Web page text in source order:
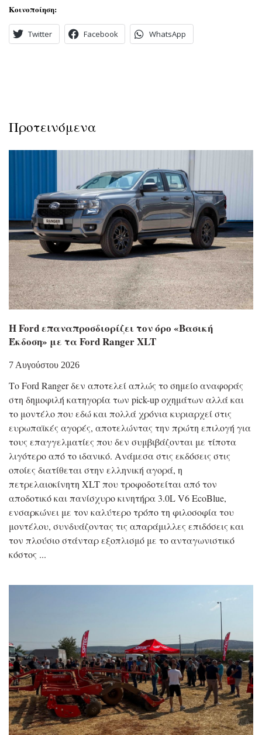
Κοινοποίηση:
Twitter Facebook WhatsApp
Προτεινόμενα
Η Ford επαναπροσδιορίζει τον όρο «Βασική
Έκδοση» με τα Ford Ranger XLT
7 Αυγούστου 2026
Το Ford Ranger δεν αποτελεί απλώς το σημείο αναφοράς
στη δημοφιλή κατηγορία των pick-up οχημάτων αλλά και
το μοντέλο που εδώ και πολλά χρόνια κυριαρχεί στις
ευρωπαϊκές αγορές, αποτελώντας την πρώτη επιλογή για
τους επαγγελματίες που δεν συμβιβάζονται με τίποτα
λιγότερο από το ιδανικό. Ανάμεσα στις εκδόσεις στις
οποίες διατίθεται στην ελληνική αγορά, η
πετρελαιοκίνητη XLT που τροφοδοτείται από τον
αποδοτικό και πανίσχυρο κινητήρα 3.0L V6 EcoBlue,
ενσαρκώνει με τον καλύτερο τρόπο τη φιλοσοφία του
μοντέλου, συνδυάζοντας τις απαράμιλλες επιδόσεις και
τον πλούσιο στάνταρ εξοπλισμό με το ανταγωνιστικό
κόστος